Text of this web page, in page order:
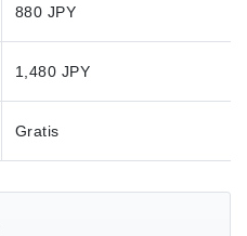
880 JPY
1,480 JPY
Gratis